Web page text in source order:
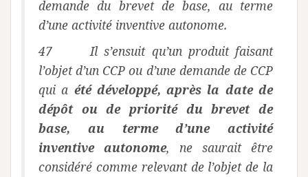
demande du brevet de base, au terme
d’une activité inventive autonome.
47 Il s’ensuit qu’un produit faisant
l’objet d’un CCP ou d’une demande de CCP
qui a été développé, après la date de
dépôt ou de priorité du brevet de
base, au terme d’une activité
inventive autonome, ne saurait être
considéré comme relevant de l’objet de la